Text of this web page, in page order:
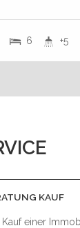
+5
6
KAUF
Kauf einer